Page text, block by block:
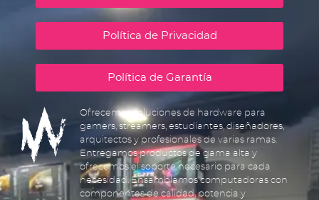
Política de Privacidad
Política de Garantía
Ofrecemos soluciones de hardware para
gamers, streamers, estudiantes, diseñadores,
arquitectos y profesionales de varias ramas.
Entregamos productos de gama alta y
ofrecemos el soporte necesario para cada
necesidad. Ensamblamos computadoras con
componentes de calidad, potencia y